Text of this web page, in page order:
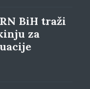
BiH traži
za